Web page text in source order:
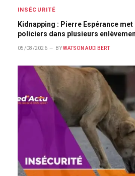
INSÉCURITÉ
Kidnapping : Pierre Espérance met
policiers dans plusieurs
05/08/2026 BY WATSON AUDIBERT